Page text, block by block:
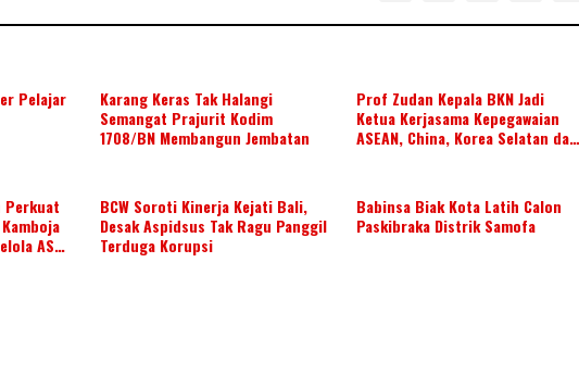
Pelajar
Karang Keras Tak Halangi
Semangat Prajurit Kodim
1708/BN Membangun Jembatan
Prof Zudan Kepala BKN Jadi
Ketua Kerjasama Kepegawaian
ASEAN, China, Korea Selatan dan
Perkuat
ASN
BCW Soroti Kinerja Kejati Bali,
Desak Aspidsus Tak Ragu Panggil
Terduga Korupsi
Babinsa Biak Kota Latih Calon
Paskibraka Distrik Samofa